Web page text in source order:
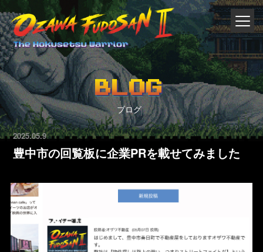
BLOG
ブログ
2025.05.9
豊中市の回覧板に企業PRを載せてみました